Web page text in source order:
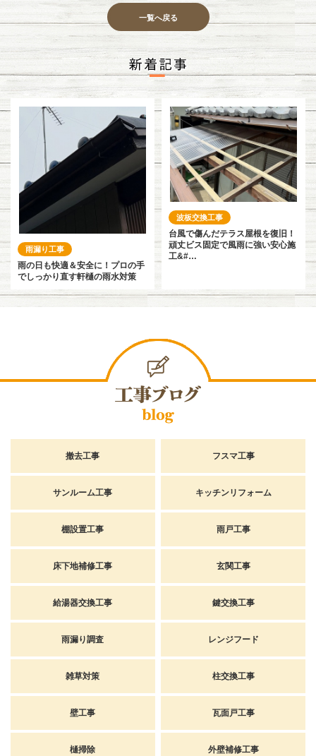
一覧へ戻る
雨漏り工事
雨の日も快適＆安全に！プロの手
でしっかり直す軒樋の雨水対策
波板交換工事
台風で傷んだテラス屋根を復旧！
頑丈ビス固定で風雨に強い安心施
工&#…
撤去工事 フスマ工事
サンルーム工事 キッチンリフォーム
棚設置工事 雨戸工事
床下地補修工事 玄関工事
給湯器交換工事 鍵交換工事
雨漏り調査 レンジフード
雑草対策 柱交換工事
壁工事 瓦面戸工事
樋掃除 外壁補修工事